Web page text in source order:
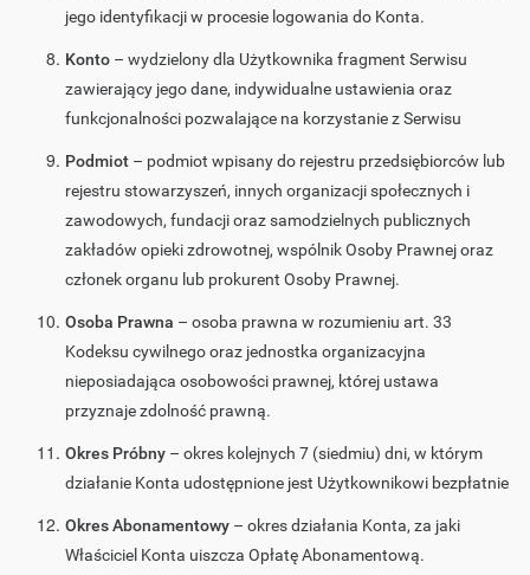
jego identyfikacji w procesie logowania do Konta.
Konto – wydzielony dla Użytkownika fragment Serwisu
zawierający jego dane, indywidualne ustawienia oraz
funkcjonalności pozwalające na korzystanie z Serwisu
Podmiot – podmiot wpisany do rejestru przedsiębiorców lub
rejestru stowarzyszeń, innych organizacji społecznych i
zawodowych, fundacji oraz samodzielnych publicznych
zakładów opieki zdrowotnej, wspólnik Osoby Prawnej oraz
członek organu lub prokurent Osoby Prawnej.
Osoba Prawna – osoba prawna w rozumieniu art. 33
Kodeksu cywilnego oraz jednostka organizacyjna
nieposiadająca osobowości prawnej, której ustawa
przyznaje zdolność prawną.
Okres Próbny – okres kolejnych 7 (siedmiu) dni, w którym
działanie Konta udostępnione jest Użytkownikowi bezpłatnie
Okres Abonamentowy – okres działania Konta, za jaki
Właściciel Konta uiszcza Opłatę Abonamentową.